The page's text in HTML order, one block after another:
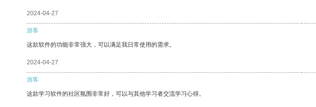
2024-04-27
游客
这款软件的功能非常强大，可以满足我日常使用的需求。
2024-04-27
游客
这款学习软件的社区氛围非常好，可以与其他学习者交流学习心得。